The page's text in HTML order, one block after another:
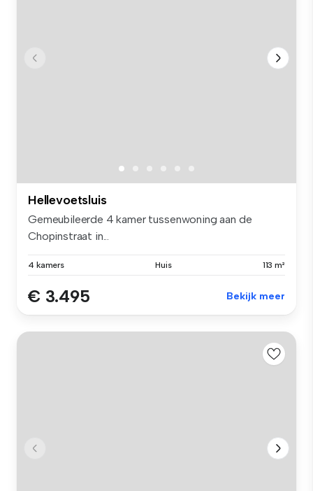
Hellevoetsluis
Gemeubileerde 4 kamer tussenwoning aan de
Chopinstraat in...
4 kamers Huis 113 m²
€ 3.495 Bekijk meer